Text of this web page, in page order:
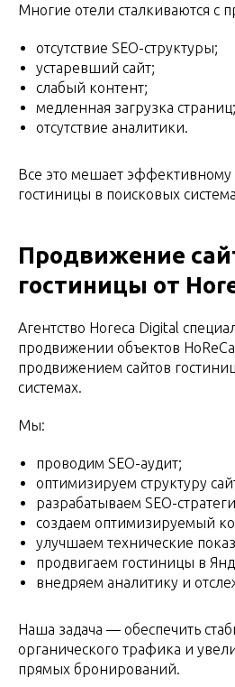
Многие отели сталкиваются с
отсутствие SEO-структуры;
устаревший сайт;
слабый контент;
медленная загрузка страниц;
отсутствие аналитики.
Все это мешает
гостиницы в поисковых
Продвижение
гостиницы от
Агентство Horeca Digital
продвижении объектов
продвижением сайтов
системах.
Мы:
проводим SEO-аудит;
оптимизируем структуру
разрабатываем SEO-
создаем оптимизируемый
улучшаем технические
продвигаем гостиницы в
внедряем аналитику и
Наша задача — обеспечить
органического трафика и
прямых бронирований.